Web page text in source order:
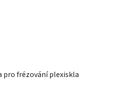
pro frézování plexiskla